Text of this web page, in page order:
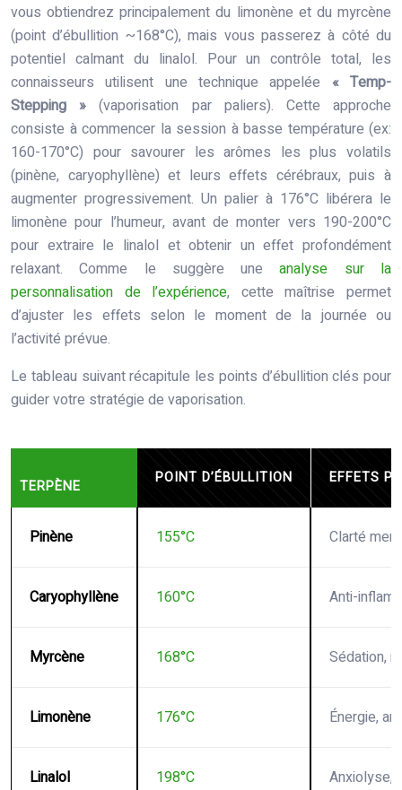
vous obtiendrez principalement du limonène et du myrcène
(point d’ébullition ~168°C), mais vous passerez à côté du
potentiel calmant du linalol. Pour un contrôle total, les
connaisseurs utilisent une technique appelée « Temp-
Stepping » (vaporisation par paliers). Cette approche
consiste à commencer la session à basse température (ex:
160-170°C) pour savourer les arômes les plus volatils
(pinène, caryophyllène) et leurs effets cérébraux, puis à
augmenter progressivement. Un palier à 176°C libérera le
limonène pour l’humeur, avant de monter vers 190-200°C
pour extraire le linalol et obtenir un effet profondément
relaxant. Comme le suggère uneanalyse sur la
personnalisation de l’expérience, cette maîtrise permet
d’ajuster les effets selon le moment de la journée ou
l’activité prévue.
Le tableau suivant récapitule les points d’ébullition clés pour
guider votre stratégie de vaporisation.
TERPÈNE POINT D’ÉBULLITION EFFETS
Pinène 155°C Clarté
Caryophyllène 160°C Anti-
Myrcène 168°C Sédation,
Limonène 176°C Énergie,
Linalol 198°C Anxiolyse,